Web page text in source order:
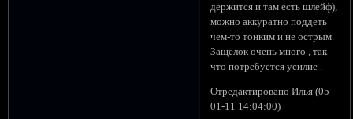
держится и там есть шлейф),
можно аккуратно поддеть
чем-то тонким и не острым.
Защёлок очень много , так
что потребуется усилие .
Отредактировано Илья (05-
01-11 14:04:00)